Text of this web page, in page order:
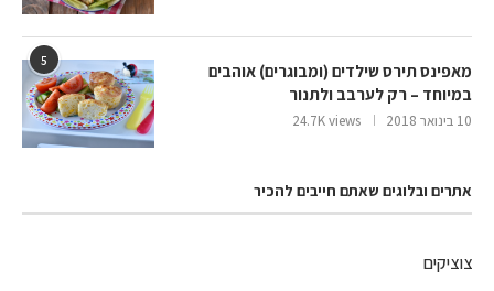
5
מאפינס תירס שילדים (ומבוגרים) אוהבים
במיוחד – רק לערבב ולתנור
10 בינואר 2018 24.7K views
אתרים ובלוגים שאתם חייבים להכיר
צוציקים